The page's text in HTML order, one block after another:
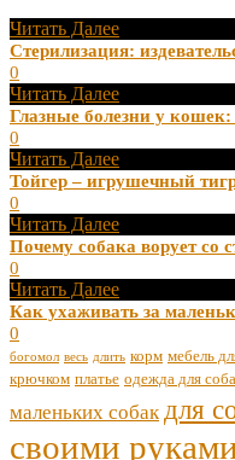
Читать Далее
Стерилизация:
0
Читать Далее
Глазные болезни у
0
Читать Далее
Тойгер – игрушечный
0
Читать Далее
Почему собака ворует со
0
Читать Далее
Как ухаживать за
0
богомол весь длить корм мебель
крючком платье одежда для
маленьких собак для
своими